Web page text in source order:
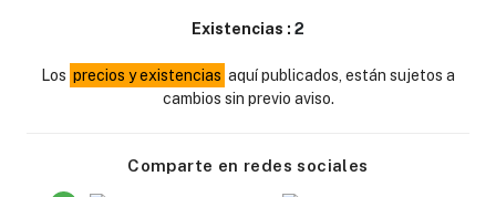
Existencias : 2
Los precios y existencias aquí publicados, están sujetos a
cambios sin previo aviso.
Comparte en redes sociales